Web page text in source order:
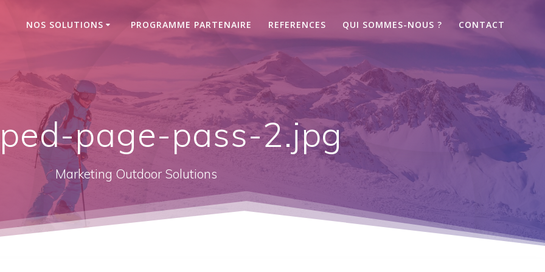
NOS SOLUTIONS PROGRAMME PARTENAIRE REFERENCES QUI SOMMES-NOUS ? CONTACT
page-pass-2.jpg
Marketing Outdoor Solutions